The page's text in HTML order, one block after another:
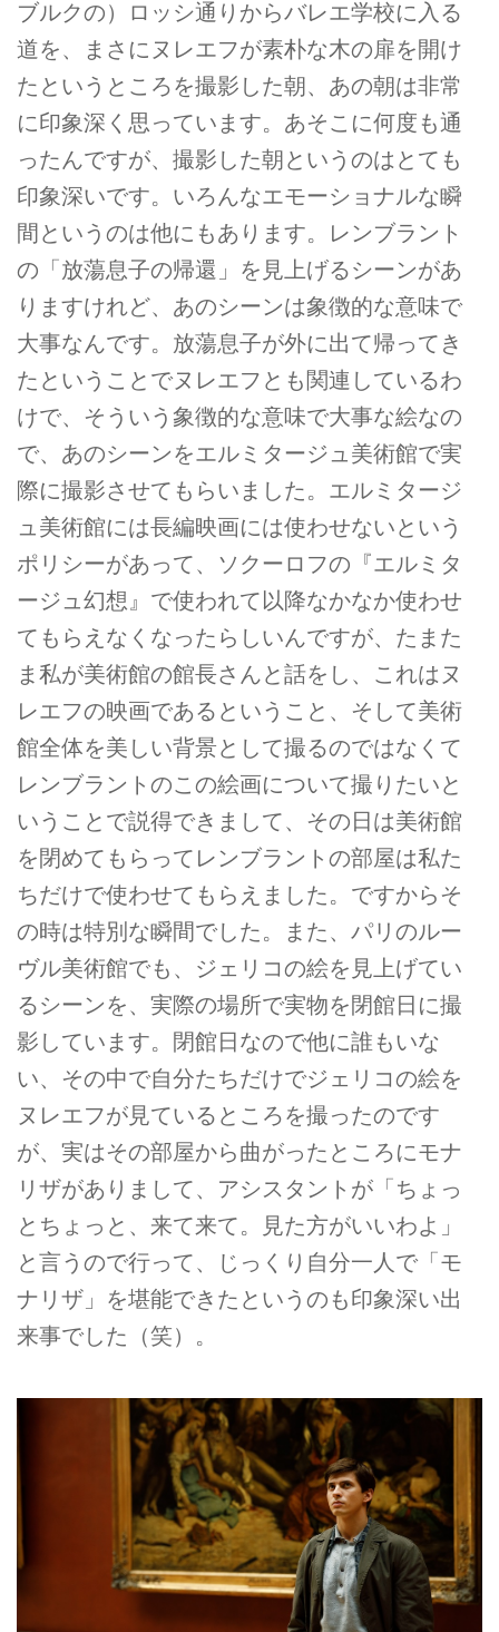
ブルクの）ロッシ通りからバレエ学校に入る
道を、まさにヌレエフが素朴な木の扉を開け
たというところを撮影した朝、あの朝は非常
に印象深く思っています。あそこに何度も通
ったんですが、撮影した朝というのはとても
印象深いです。いろんなエモーショナルな瞬
間というのは他にもあります。レンブラント
の「放蕩息子の帰還」を見上げるシーンがあ
りますけれど、あのシーンは象徴的な意味で
大事なんです。放蕩息子が外に出て帰ってき
たということでヌレエフとも関連しているわ
けで、そういう象徴的な意味で大事な絵なの
で、あのシーンをエルミタージュ美術館で実
際に撮影させてもらいました。エルミタージ
ュ美術館には長編映画には使わせないという
ポリシーがあって、ソクーロフの『エルミタ
ージュ幻想』で使われて以降なかなか使わせ
てもらえなくなったらしいんですが、たまた
ま私が美術館の館長さんと話をし、これはヌ
レエフの映画であるということ、そして美術
館全体を美しい背景として撮るのではなくて
レンブラントのこの絵画について撮りたいと
いうことで説得できまして、その日は美術館
を閉めてもらってレンブラントの部屋は私た
ちだけで使わせてもらえました。ですからそ
の時は特別な瞬間でした。また、パリのルー
ヴル美術館でも、ジェリコの絵を見上げてい
るシーンを、実際の場所で実物を閉館日に撮
影しています。閉館日なので他に誰もいな
い、その中で自分たちだけでジェリコの絵を
ヌレエフが見ているところを撮ったのです
が、実はその部屋から曲がったところにモナ
リザがありまして、アシスタントが「ちょっ
とちょっと、来て来て。見た方がいいわよ」
と言うので行って、じっくり自分一人で「モ
ナリザ」を堪能できたというのも印象深い出
来事でした（笑）。